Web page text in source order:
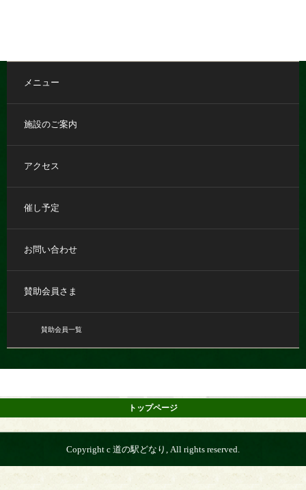
メニュー
施設のご案内
アクセス
催し予定
お問い合わせ
賛助会員さま
賛助会員一覧
トップページ
Copyright c 道の駅どなり, All rights reserved.